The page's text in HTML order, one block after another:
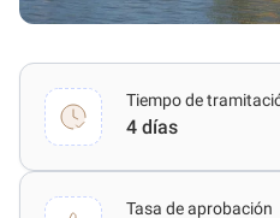
Tiempo de
4 días
Tasa de aprobación